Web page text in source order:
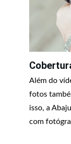
Além do
fotos
isso, a
com